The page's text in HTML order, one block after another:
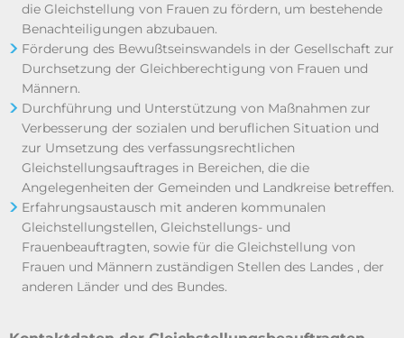
die Gleichstellung von Frauen zu fördern, um bestehende
Benachteiligungen abzubauen.
Förderung des Bewußtseinswandels in der Gesellschaft zur
Durchsetzung der Gleichberechtigung von Frauen und
Männern.
Durchführung und Unterstützung von Maßnahmen zur
Verbesserung der sozialen und beruflichen Situation und
zur Umsetzung des verfassungsrechtlichen
Gleichstellungsauftrages in Bereichen, die die
Angelegenheiten der Gemeinden und Landkreise betreffen.
Erfahrungsaustausch mit anderen kommunalen
Gleichstellungstellen, Gleichstellungs- und
Frauenbeauftragten, sowie für die Gleichstellung von
Frauen und Männern zuständigen Stellen des Landes , der
anderen Länder und des Bundes.